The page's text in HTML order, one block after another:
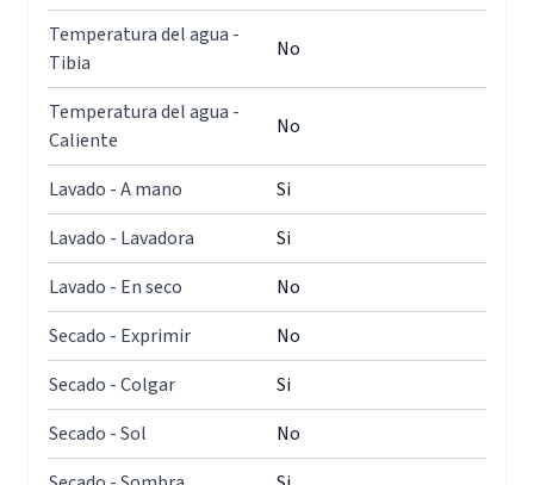
Temperatura del agua -
Tibia
No
Temperatura del agua -
Caliente
No
Lavado - A mano
Si
Lavado - Lavadora
Si
Lavado - En seco
No
Secado - Exprimir
No
Secado - Colgar
Si
Secado - Sol
No